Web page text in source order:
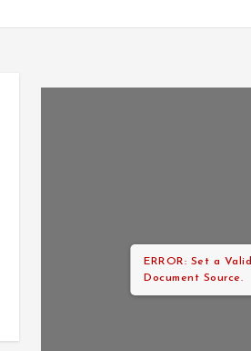
ERROR: Set a Valid
Document Source.